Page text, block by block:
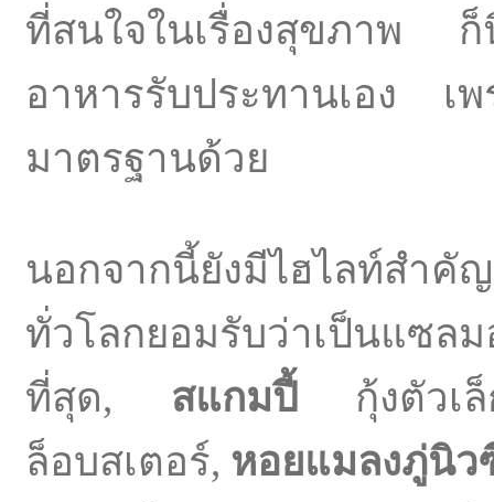
ที่สนใจในเรื่องสุขภาพ ก็
อาหารรับประทานเอง เ
มาตรฐานด้วย
นอกจากนี้ยังมีไฮไลท์สำ
ทั่วโลกยอมรับว่าเป็นแซ
ที่สุด, สแกมปี้ กุ้งตัวเล็
ล็อบสเตอร์, หอยแมลงภู่นิ